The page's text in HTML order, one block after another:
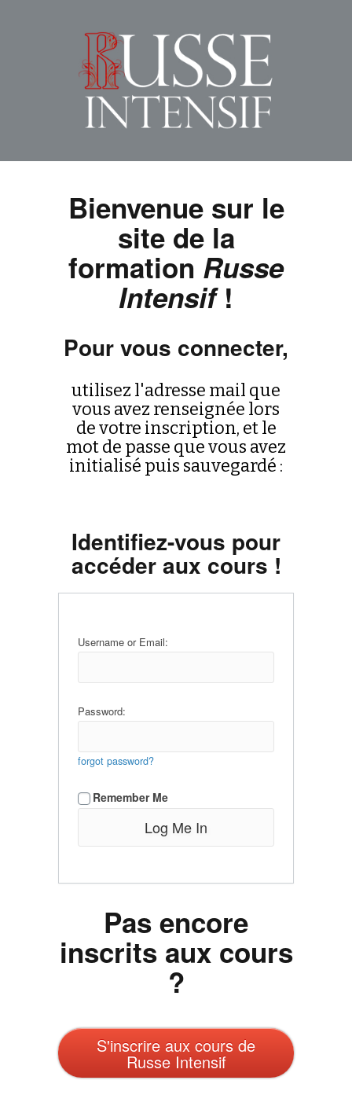
Bienvenue sur le
site de la
formation Russe
Intensif!
Pour vous connecter,
utilisez l'adresse mail que
vous avez renseignée lors
de votre inscription, et le
mot de passe que vous avez
initialisé puis sauvegardé :
Identifiez-vous pour
accéder aux cours !
Username or Email:
Password:
forgot password?
Remember Me
Pas encore
inscrits aux cours
?
S'inscrire aux cours de
Russe Intensif